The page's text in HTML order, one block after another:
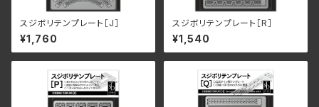
スジボリテンプレート［J］
¥1,760
スジボリテンプレート［R］
¥1,540